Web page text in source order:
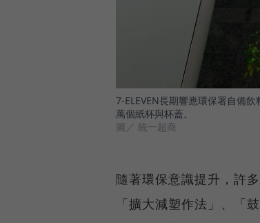
7-ELEVEN長期響應環保署自備
萬個紙杯與杯蓋。
圖／ 統一超商
隨著環保意識提升，許
「擴大減塑作法」、「